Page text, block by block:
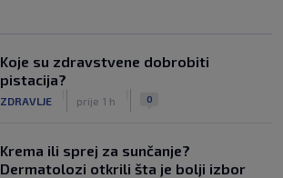
Koje su zdravstvene dobrobiti
pistacija?
ZDRAVLJE prije 1 h 0
Krema ili sprej za sunčanje?
Dermatolozi otkrili šta je bolji izbor